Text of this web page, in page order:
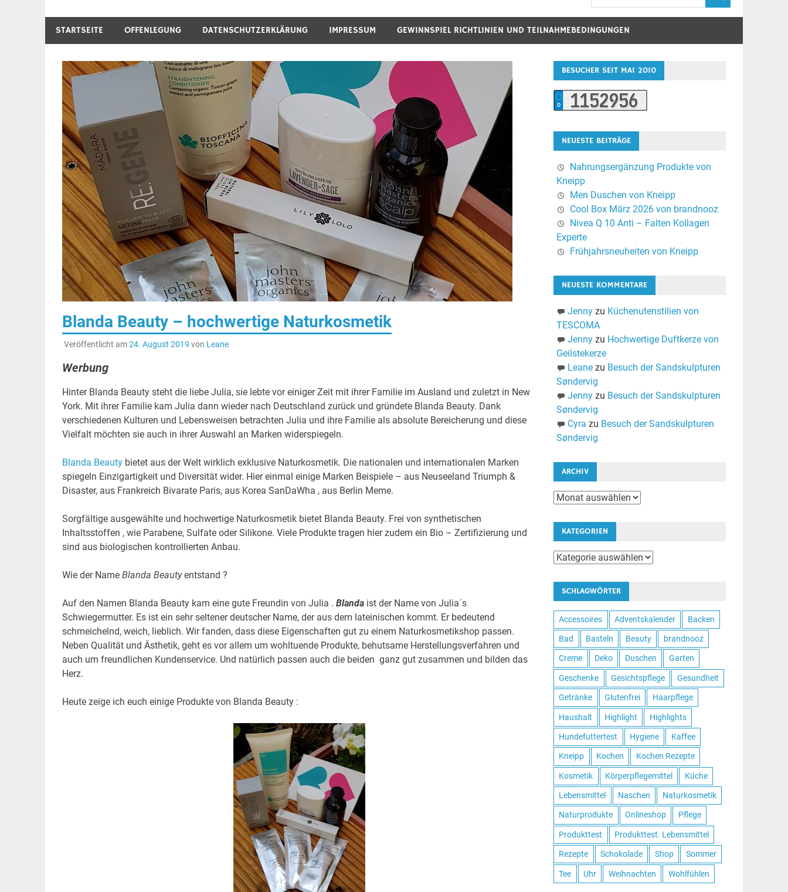
STARTSEITE OFFENLEGUNG DATENSCHUTZERKLÄRUNG IMPRESSUM GEWINNSPIEL RICHTLINIEN UND TEILNAHMEBEDINGUNGEN
Blanda Beauty – hochwertige Naturkosmetik
Veröffentlicht am24. August 2019 von Leane
Werbung
Hinter Blanda Beauty steht die liebe Julia, sie lebte vor einiger Zeit mit ihrer Familie im Ausland und zuletzt in New
York. Mit ihrer Familie kam Julia dann wieder nach Deutschland zurück und gründete Blanda Beauty. Dank
verschiedenen Kulturen und Lebensweisen betrachten Julia und ihre Familie als absolute Bereicherung und diese
Vielfalt möchten sie auch in ihrer Auswahl an Marken widerspiegeln.
Blanda Beautybietet aus der Welt wirklich exklusive Naturkosmetik. Die nationalen und internationalen Marken
spiegeln Einzigartigkeit und Diversität wider. Hier einmal einige Marken Beispiele – aus Neuseeland Triumph &
Disaster, aus Frankreich Bivarate Paris, aus Korea SanDaWha , aus Berlin Meme.
Sorgfältige ausgewählte und hochwertige Naturkosmetik bietet Blanda Beauty. Frei von synthetischen
Inhaltsstoffen , wie Parabene, Sulfate oder Silikone. Viele Produkte tragen hier zudem ein Bio – Zertifizierung und
sind aus biologischen kontrollierten Anbau.
Wie der NameBlanda Beautyentstand ?
Auf den Namen Blanda Beauty kam eine gute Freundin von Julia . Blanda ist der Name von Julia´s
Schwiegermutter. Es ist ein sehr seltener deutscher Name, der aus dem lateinischen kommt. Er bedeutend
schmeichelnd, weich, lieblich. Wir fanden, dass diese Eigenschaften gut zu einem Naturkosmetikshop passen.
Neben Qualität und Ästhetik, geht es vor allem um wohltuende Produkte, behutsame Herstellungsverfahren und
auch um freundlichen Kundenservice. Und natürlich passen auch die beiden ganz gut zusammen und bilden das
Herz.
Heute zeige ich euch einige Produkte von Blanda Beauty :
BESUCHER SEIT MAI 2010
NEUESTE BEITRÄGE
Nahrungsergänzung Produkte von
Kneipp
Men Duschen von Kneipp
Cool Box März 2026 von brandnooz
Nivea Q 10 Anti – Falten Kollagen
Experte
Frühjahrsneuheiten von Kneipp
NEUESTE KOMMENTARE
Jennyzu Küchenutenstilien von
TESCOMA
Jennyzu Hochwertige Duftkerze von
Geilstekerze
Leanezu Besuch der Sandskulpturen
Søndervig
Jennyzu Besuch der Sandskulpturen
Søndervig
Cyra zu Besuch der Sandskulpturen
Søndervig
ARCHIV
Archiv
KATEGORIEN
Kategorien
SCHLAGWÖRTER
Accessoires Adventskalender Backen
Bad Basteln Beauty brandnooz
Creme Deko Duschen Garten
Geschenke Gesichtspflege Gesundheit
Getränke Glutenfrei Haarpflege
Haushalt Highlight Highlights
Hundefuttertest Hygiene Kaffee
Kneipp Kochen Kochen Rezepte
Kosmetik Körperpflegemittel Küche
Lebensmittel Naschen Naturkosmetik
Naturprodukte Onlineshop Pflege
Produkttest Produkttest. Lebensmittel
Rezepte Schokolade Shop Sommer
Tee Uhr Weihnachten Wohlfühlen